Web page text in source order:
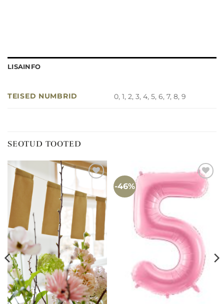
LISAINFO
TEISED NUMBRID 0, 1, 2, 3, 4, 5, 6, 7, 8, 9
SEOTUD TOOTED
soovinimekirja
-46%
soovinimekirja